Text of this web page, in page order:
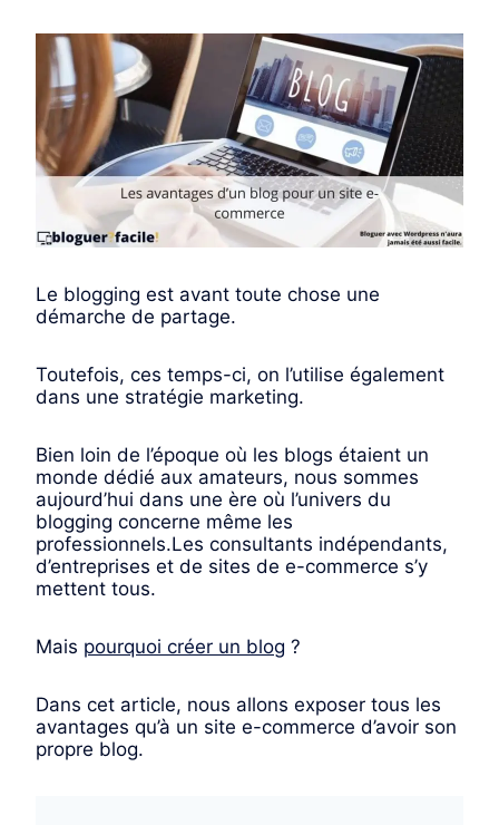
Le blogging est avant toute chose une
démarche de partage.
Toutefois, ces temps-ci, on l’utilise également
dans une stratégie marketing.
Bien loin de l’époque où les blogs étaient un
monde dédié aux amateurs, nous sommes
aujourd’hui dans une ère où l’univers du
blogging concerne même les
professionnels.Les consultants indépendants,
d’entreprises et de sites de e-commerce s’y
mettent tous.
Mais pourquoi créer un blog ?
Dans cet article, nous allons exposer tous les
avantages qu’à un site e-commerce d’avoir son
propre blog.